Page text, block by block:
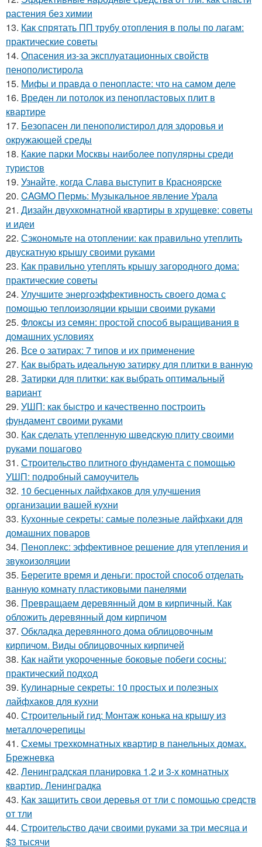
растения без химии
13. Как спрятать ПП трубу отопления в полы по лагам:
практические советы
14. Опасения из-за эксплуатационных свойств
пенополистирола
15. Мифы и правда о пенопласте: что на самом деле
16. Вреден ли потолок из пенопластовых плит в
квартире
17. Безопасен ли пенополистирол для здоровья и
окружающей среды
18. Какие парки Москвы наиболее популярны среди
туристов
19. Узнайте, когда Слава выступит в Красноярске
20. CAGMO Пермь: Музыкальное явление Урала
21. Дизайн двухкомнатной квартиры в хрущевке: советы
и идеи
22. Сэкономьте на отоплении: как правильно утеплить
двускатную крышу своими руками
23. Как правильно утеплять крышу загородного дома:
практические советы
24. Улучшите энергоэффективность своего дома с
помощью теплоизоляции крыши своими руками
25. Флоксы из семян: простой способ выращивания в
домашних условиях
26. Все о затирах: 7 типов и их применение
27. Как выбрать идеальную затирку для плитки в ванную
28. Затирки для плитки: как выбрать оптимальный
вариант
29. УШП: как быстро и качественно построить
фундамент своими руками
30. Как сделать утепленную шведскую плиту своими
руками пошагово
31. Строительство плитного фундамента с помощью
УШП: подробный самоучитель
32. 10 бесценных лайфхаков для улучшения
организации вашей кухни
33. Кухонные секреты: самые полезные лайфхаки для
домашних поваров
34. Пеноплекс: эффективное решение для утепления и
звукоизоляции
35. Берегите время и деньги: простой способ отделать
ванную комнату пластиковыми панелями
36. Превращаем деревянный дом в кирпичный. Как
обложить деревянный дом кирпичом
37. Обкладка деревянного дома облицовочным
кирпичом. Виды облицовочных кирпичей
38. Как найти укороченные боковые побеги сосны:
практический подход
39. Кулинарные секреты: 10 простых и полезных
лайфхаков для кухни
40. Строительный гид: Монтаж конька на крышу из
металлочерепицы
41. Схемы трехкомнатных квартир в панельных домах.
Брежневка
42. Ленинградская планировка 1,2 и 3-х комнатных
квартир. Ленинградка
43. Как защитить свои деревья от тли с помощью средств
от тли
44. Строительство дачи своими руками за три месяца и
$3 тысячи